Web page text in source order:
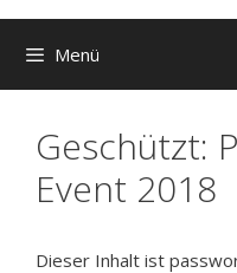
Menü
Geschützt:
Event 2018
Dieser Inhalt ist